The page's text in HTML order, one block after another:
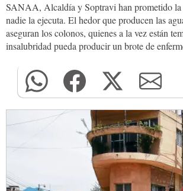
SANAA, Alcaldía y Soptravi han prometido la
nadie la ejecuta. El hedor que producen las
aseguran los colonos, quienes a la vez están
insalubridad pueda producir un brote de